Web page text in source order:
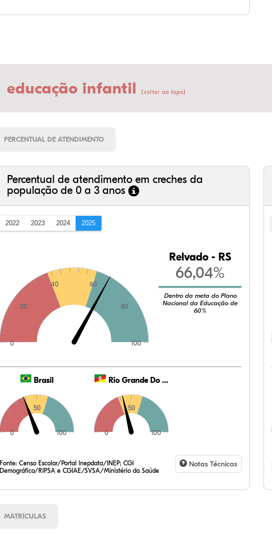
educação infantil (voltar ao topo)
PERCENTUAL DE ATENDIMENTO
Percentual de atendimento em creches da
população de 0 a 3 anos
2022 2023 2024 2025
0
20
40 60
80
100
Relvado - RS
66,04%
Dentro da meta do Plano
Nacional da Educação de
60%
Brasil
0
50
100
Rio Grande Do Sul
0
50
100
Fonte: Censo Escolar/Portal Inepdata/INEP; CGI
Demográfico/RIPSA e CGIAE/SVSA/Ministério da Saúde
Notas Técnicas
MATRÍCULAS
78,44%
7,38%
0,13%
13,39%
0,59%
0,07%
35,47%
7,72%
0,47%
54,20%
0,83%
1,31%